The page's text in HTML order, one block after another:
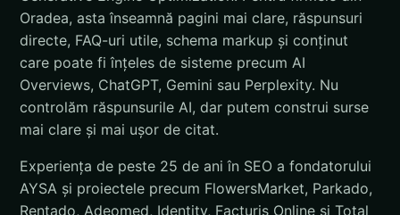
Oradea, asta înseamnă pagini mai clare, răspunsuri
directe, FAQ-uri utile, schema markup și conținut
care poate fi înțeles de sisteme precum AI
Overviews, ChatGPT, Gemini sau Perplexity. Nu
controlăm răspunsurile AI, dar putem construi surse
mai clare și mai ușor de citat.
Experiența de peste 25 de ani în SEO a fondatorului
AYSA și proiectele precum FlowersMarket, Parkado,
Rentado, Adeomed, Identity, Facturis Online și Total